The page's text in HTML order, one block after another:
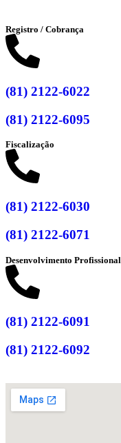
Registro / Cobrança
(81) 2122-6022
(81) 2122-6095
Fiscalização
(81) 2122-6030
(81) 2122-6071
Desenvolvimento Profissional
(81) 2122-6091
(81) 2122-6092